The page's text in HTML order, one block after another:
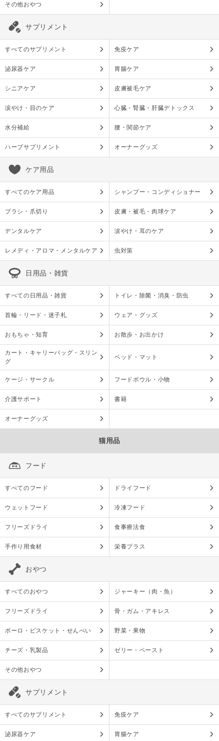
その他おやつ
サプリメント
すべてのサプリメント 免疫ケア
泌尿器ケア 胃腸ケア
シニアケア 皮膚被毛ケア
涙やけ・目のケア 心臓・腎臓・肝臓デトックス
水分補給 腰・関節ケア
ハーブサプリメント オーナーグッズ
ケア用品
すべてのケア用品 シャンプー・コンディショナー
ブラシ・爪切り 皮膚・被毛・肉球ケア
デンタルケア 涙やけ・耳のケア
レメディ・アロマ・メンタルケア 虫対策
日用品・雑貨
すべての日用品・雑貨 トイレ・除菌・消臭・防虫
首輪・リード・迷子札 ウェア・グッズ
おもちゃ・知育 お散歩・お出かけ
カート・キャリーバッグ・スリン
グ
ベッド・マット
ケージ・サークル フードボウル・小物
介護サポート 書籍
オーナーグッズ
猫用品
フード
すべてのフード ドライフード
ウェットフード 冷凍フード
フリーズドライ 食事療法食
手作り用食材 栄養プラス
おやつ
すべてのおやつ ジャーキー（肉・魚）
フリーズドライ 骨・ガム・アキレス
ボーロ・ビスケット・せんべい 野菜・果物
チーズ・乳製品 ゼリー・ペースト
その他おやつ
サプリメント
すべてのサプリメント 免疫ケア
泌尿器ケア 胃腸ケア